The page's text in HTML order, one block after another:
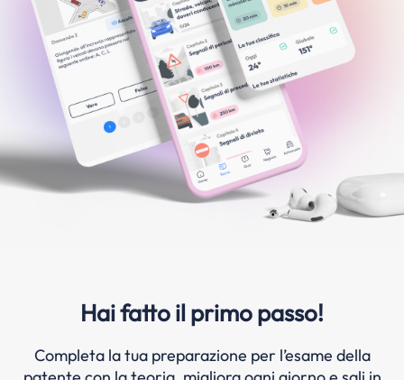
Hai fatto il primo passo!
Completa la tua preparazione per l’esame della